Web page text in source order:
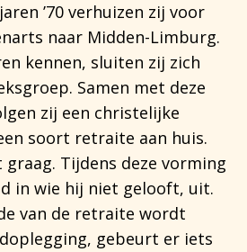
’70 verhuizen zij voor
naar Midden-Limburg.
kennen, sluiten zij zich
Samen met deze
zij een christelijke
soort retraite aan huis.
Tijdens deze vorming
in wie hij niet gelooft, uit.
van de retraite wordt
gebeurt er iets